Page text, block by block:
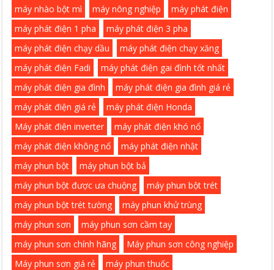
máy nhào bột mì
máy nông nghiệp
máy phát điện
máy phát điện 1 pha
máy phát điện 3 pha
máy phát điện chạy dầu
máy phát điện chạy xăng
máy phát điện Fadi
máy phát điện gai đình tốt nhất
máy phát điện gia đình
máy phát điện gia đình giá rẻ
máy phát điện giá rẻ
máy phát điện Honda
Máy phát điện inverter
máy phát điện khó nổ
máy phát điện không nổ
máy phát điện nhật
máy phun bột
máy phun bột bả
máy phun bột được ưa chuộng
máy phun bột trét
máy phun bột trét tường
máy phun khử trùng
máy phun sơn
máy phun sơn cầm tay
máy phun sơn chính hãng
Máy phun sơn công nghiệp
Máy phun sơn giá rẻ
máy phun thuốc